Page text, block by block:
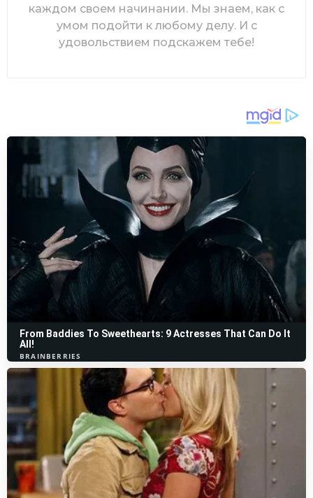
каждом своем начинании. Мы знаем, как с
умом подойти к любому делу. И с
удовольствием подскажем тебе!